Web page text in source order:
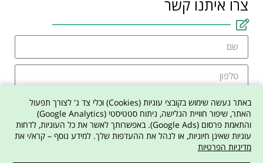
צרו איתנו קשר
אני מסכים למדיניות הפרטיות באתר
באתר נעשה שימוש בקובצי עוגיות (Cookies) וכלי צד ג' לצורך תפעול
האתר, שיפור חוויית הגלישה, ניתוח סטטיסטי (Google Analytics)
והתאמת פרסום (Google Ads). באפשרותך לאשר את כל העוגיות, לדחות
עוגיות שאינן חיוניות, או לנהל את ההעדפות שלך. למידע נוסף – קרא/י את
מדיניות הפרטיות